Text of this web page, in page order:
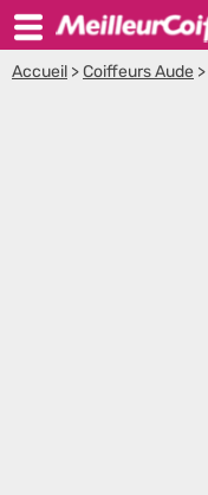
Accueil >Coiffeurs Aude >